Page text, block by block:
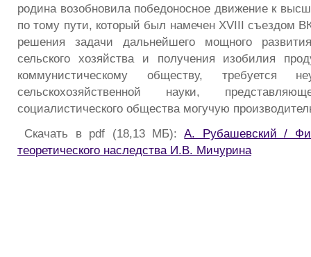
родина возобновила победоносное движение к
по тому пути, который был намечен XVIII съездом
решения задачи дальнейшего мощного развития
сельского хозяйства и получения изобилия
коммунистическому обществу, требуется
сельскохозяйственной науки,
социалистического общества могучую
Скачать в pdf (18,13 МБ):А. Рубашевский /
теоретического наследства И.В. Мичурина